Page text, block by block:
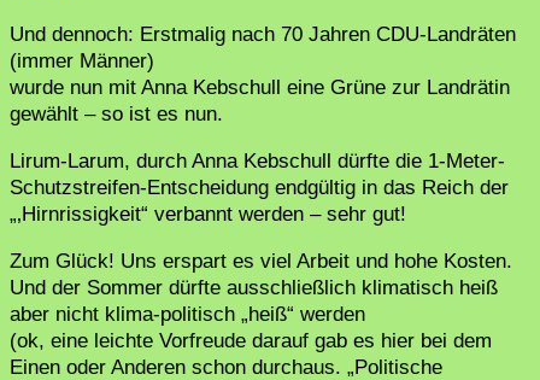
Und dennoch: Erstmalig nach 70 Jahren CDU-Landräten
(immer Männer)
wurde nun mit Anna Kebschull eine Grüne zur Landrätin
gewählt – so ist es nun.
Lirum-Larum, durch Anna Kebschull dürfte die 1-Meter-
Schutzstreifen-Entscheidung endgültig in das Reich der
„‚Hirnrissigkeit“ verbannt werden – sehr gut!
Zum Glück! Uns erspart es viel Arbeit und hohe Kosten.
Und der Sommer dürfte ausschließlich klimatisch heiß
aber nicht klima-politisch „heiß“ werden
(ok, eine leichte Vorfreude darauf gab es hier bei dem
Einen oder Anderen schon durchaus. „Politische